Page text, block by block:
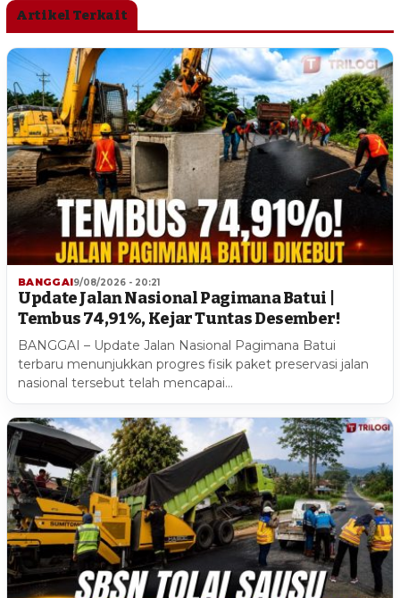
Artikel Terkait
BANGGAI9/08/2026 - 20:21
Update Jalan Nasional Pagimana Batui |
Tembus 74,91%, Kejar Tuntas Desember!
BANGGAI – Update Jalan Nasional Pagimana Batui
terbaru menunjukkan progres fisik paket preservasi jalan
nasional tersebut telah mencapai…